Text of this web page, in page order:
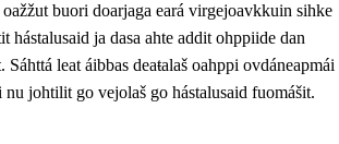
buori doarjaga eará virgejoavkkuin sihke
hástalusaid ja dasa ahte addit ohppiide dan
leat áibbas deaŧalaš oahppi ovdáneapmái
nu johtilit go vejolaš go hástalusaid fuomášit.